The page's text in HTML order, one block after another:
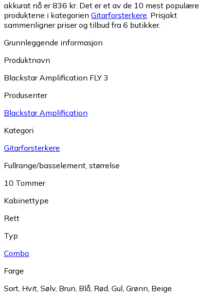
akkurat nå er 836 kr. Det er et av de 10 mest populære
produktene i kategorien Gitarforsterkere Prisjakt
sammenligner priser og tilbud fra 6 butikker.
Grunnleggende informasjon
Produktnavn
Blackstar Amplification FLY 3
Produsenter
Blackstar Amplification
Kategori
Gitarforsterkere
Fullrange/basselement, størrelse
10 Tommer
Kabinettype
Rett
Typ
Combo
Farge
Sort Hvit Sølv, Brun Blå Rød Gul Grønn Beige